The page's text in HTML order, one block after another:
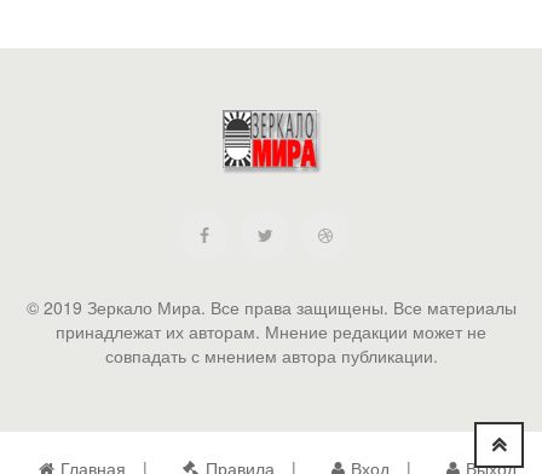
© 2019 Зеркало Мира. Все права защищены. Все материалы
принадлежат их авторам. Мнение редакции может не
совпадать с мнением автора публикации.
Главная Правила Вход Выход